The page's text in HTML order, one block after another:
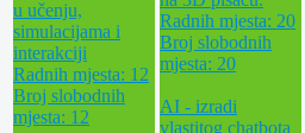
u učenju,
simulacijama i
interakciji
Radnih mjesta: 12
Broj slobodnih
mjesta: 12
Radnih mjesta: 20
Broj slobodnih
mjesta: 20
AI - izradi
vlastitog chatbota